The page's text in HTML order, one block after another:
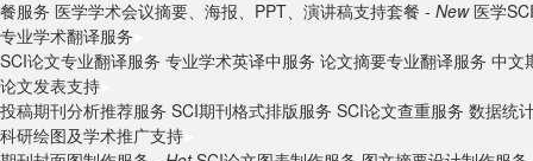
餐服务 医学学术会议摘要、海报、PPT、演讲稿支持套餐 - New 医学
专业学术翻译服务
SCI论文专业翻译服务 专业学术英译中服务 论文摘要专业翻译服务 中文
论文发表支持
投稿期刊分析推荐服务 SCI期刊格式排版服务 SCI论文查重服务 数据统
科研绘图及学术推广支持